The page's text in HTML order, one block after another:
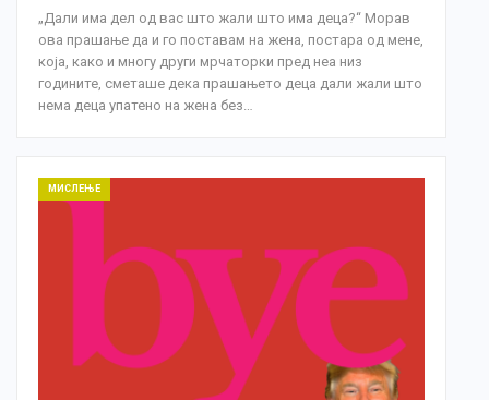
„Дали има дел од вас што жали што има деца?“ Морав
ова прашање да и го поставам на жена, постара од мене,
која, како и многу други мрчаторки пред неа низ
годините, сметаше дека прашањето деца дали жали што
нема деца упатено на жена без…
МИСЛЕЊЕ